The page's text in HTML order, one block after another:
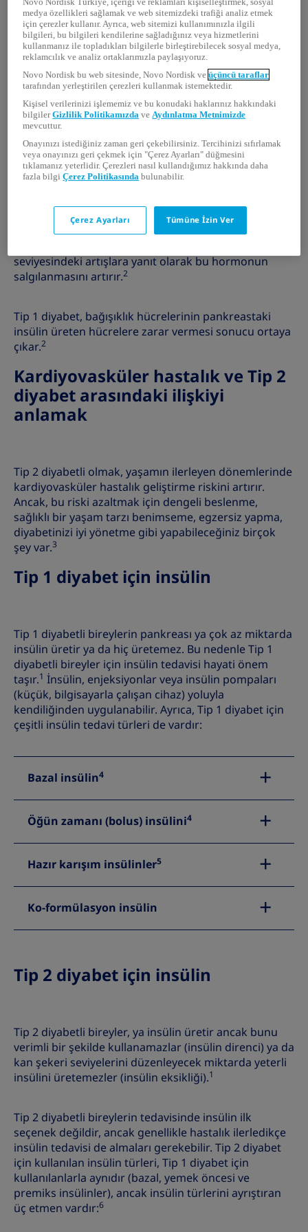
İnsülin tedavisi, hem Tip 1 hem de Tip 2 diyabetli
bireylerin kan şekeri seviyelerini dengede tutmalarına
yardımcı olabilir. Doğru miktarda insülinin alınması,
sağlıklı kalmak ve ilerleyen dönemlerde ortaya
çıkabilecek hastalıkları önlemek açısından büyük
önem taşır. 1
İnsülin nerede üretilir?
pankreatik adacıklar) adı verilen hücreler tarafından
üretilir. Beta hücreleri vücuda sürekli olarak küçük
seviyesindeki artışlara yanıt olarak bu hormonun
salgılanmasını artırır.2
Tip 1 diyabet, bağışıklık hücrelerinin pankreastaki
insülin üreten hücrelere zarar vermesi sonucu ortaya
çıkar.2
Kardiyovasküler hastalık ve Tip 2
diyabet arasındaki ilişkiyi
anlamak
Tip 2 diyabetli olmak, yaşamın ilerleyen dönemlerinde
kardiyovasküler hastalık geliştirme riskini artırır.
Ancak, bu riski azaltmak için dengeli beslenme,
sağlıklı bir yaşam tarzı benimseme, egzersiz yapma,
diyabetinizi iyi yönetme gibi yapabileceğiniz birçok
şey var.3
Tip 1 diyabet için insülin
Tip 1 diyabetli bireylerin pankreası ya çok az miktarda
insülin üretir ya da hiç üretemez. Bu nedenle Tip 1
diyabetli bireyler için insülin tedavisi hayati önem
taşır.1 İnsülin, enjeksiyonlar veya insülin pompaları
(küçük, bilgisayarla çalışan cihaz) yoluyla
kendiliğinden uygulanabilir. Ayrıca, Tip 1 diyabet için
çeşitli insülin tedavi türleri de vardır:
Bazal insülin4
Öğün zamanı (bolus) insülini4
Hazır karışım insülinler5
Ko-formülasyon insülin
Tip 2 diyabet için insülin
Tip 2 diyabetli bireyler, ya insülin üretir ancak bunu
verimli bir şekilde kullanamazlar (insülin direnci) ya da
kan şekeri seviyelerini düzenleyecek miktarda yeterli
insülini üretemezler (insülin eksikliği).1
Tip 2 diyabetli bireylerin tedavisinde insülin ilk
seçenek değildir, ancak genellikle hastalık ilerledikçe
insülin tedavisi de almaları gerekebilir. Tip 2 diyabet
için kullanılan insülin türleri, Tip 1 diyabet için
kullanılanlarla aynıdır (bazal, yemek öncesi ve
premiks insülinler), ancak insülin türlerini ayrıştıran
üç etmen vardır:6
medya özellikleri sağlamak ve web sitemizdeki trafiği analiz etmek
için çerezler kullanır. Ayrıca, web sitemizi kullanımınızla ilgili
bilgileri, bu bilgileri kendilerine sağladığınız veya hizmetlerini
kullanmanız ile topladıkları bilgilerle birleştirebilecek sosyal medya,
reklamcılık ve analiz ortaklarımızla paylaşıyoruz.
Novo Nordisk bu web sitesinde, Novo Nordisk veüçüncü taraflar
tarafından yerleştirilen çerezleri kullanmak istemektedir.
Kişisel verilerinizi işlememiz ve bu konudaki haklarınız hakkındaki
bilgilerGizlilik Politikamızda ve Aydınlatma Metnimizde
mevcuttur.
Onayınızı istediğiniz zaman geri çekebilirsiniz. Tercihinizi sıfırlamak
veya onayınızı geri çekmek için "Çerez Ayarları" düğmesini
tıklamanız yeterlidir. Çerezleri nasıl kullandığımız hakkında daha
fazla bilgiÇerez Politikasında bulunabilir.
Çerez Ayarları Tümüne İzin Ver